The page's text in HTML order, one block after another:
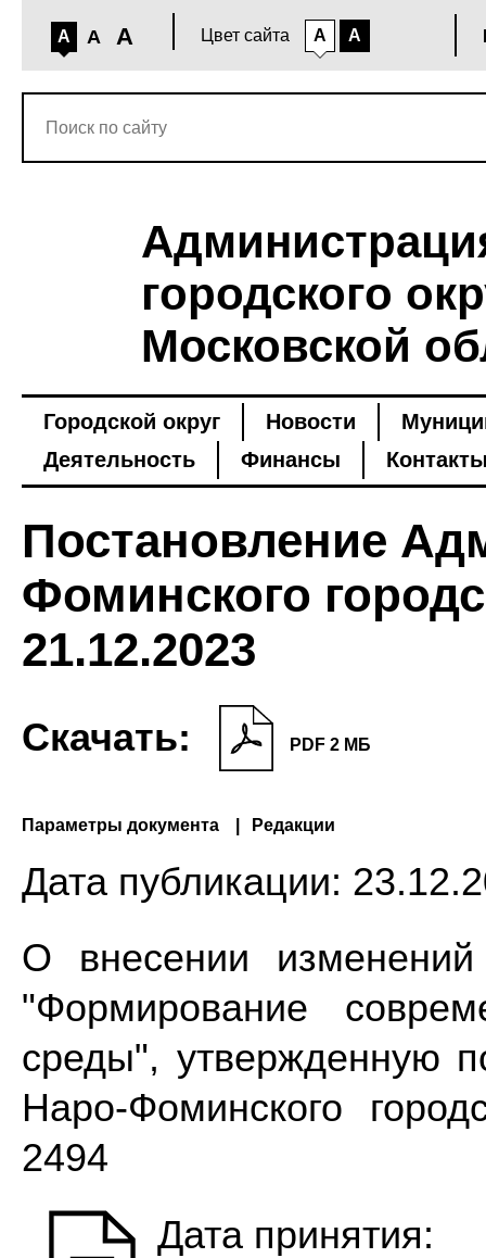
A A A Цвет сайта A A
городского
Московской
Городской округ Новости
Деятельность
Финансы
Постановление
Фоминского
21.12.2023
Скачать: PDF 2 МБ
Параметры документа Редакции
Дата публикации:
О внесении
"Формирование
среды", утвержденную
Наро-Фоминского
2494
Дата принятия: